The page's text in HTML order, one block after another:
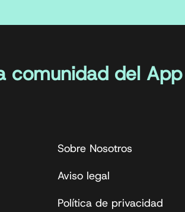
comunidad del
Sobre Nosotros
Aviso legal
Política de privacidad